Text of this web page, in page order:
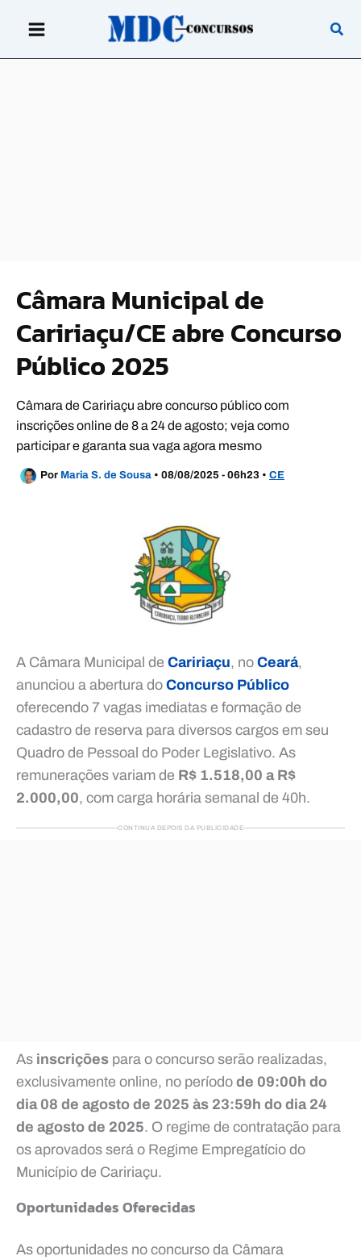
Câmara Municipal de
Caririaçu/CE abre Concurso
Público 2025
Câmara de Caririaçu abre concurso público com
inscrições online de 8 a 24 de agosto; veja como
participar e garanta sua vaga agora mesmo
Por Maria S. de Sousa • 08/08/2025 - 06h23 • CE
A Câmara Municipal de Caririaçu, no Ceará,
anunciou a abertura do Concurso Público
oferecendo 7 vagas imediatas e formação de
cadastro de reserva para diversos cargos em seu
Quadro de Pessoal do Poder Legislativo. As
remunerações variam de R$ 1.518,00 a R$
2.000,00, com carga horária semanal de 40h.
CONTINUA DEPOIS DA PUBLICIDADE
As inscrições para o concurso serão realizadas,
exclusivamente online, no período de 09:00h do
dia 08 de agosto de 2025 às 23:59h do dia 24
de agosto de 2025. O regime de contratação para
os aprovados será o Regime Empregatício do
Município de Caririaçu.
Oportunidades Oferecidas
As oportunidades no concurso da Câmara